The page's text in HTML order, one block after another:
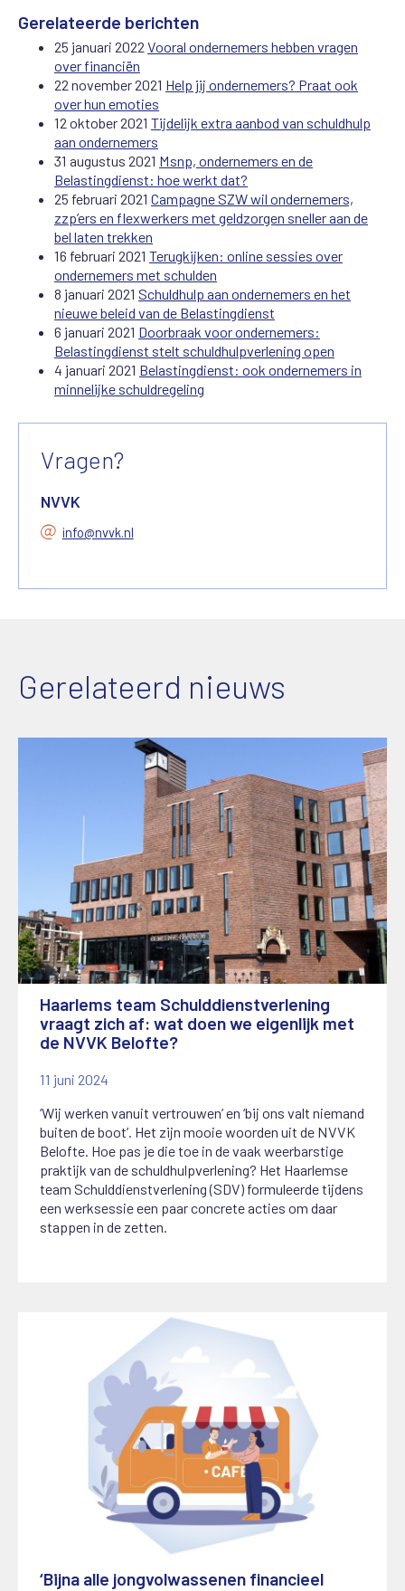
Gerelateerde berichten
25 januari 2022 Vooral ondernemers hebben vragen
over financiën
22 november 2021 Help jij ondernemers? Praat ook
over hun emoties
12 oktober 2021 Tijdelijk extra aanbod van schuldhulp
aan ondernemers
31 augustus 2021 Msnp, ondernemers en de
Belastingdienst: hoe werkt dat?
25 februari 2021 Campagne SZW wil ondernemers,
zzp’ers en flexwerkers met geldzorgen sneller aan de
bel laten trekken
16 februari 2021 Terugkijken: online sessies over
ondernemers met schulden
8 januari 2021 Schuldhulp aan ondernemers en het
nieuwe beleid van de Belastingdienst
6 januari 2021 Doorbraak voor ondernemers:
Belastingdienst stelt schuldhulpverlening open
4 januari 2021 Belastingdienst: ook ondernemers in
minnelijke schuldregeling
Vragen?
NVVK
info@nvvk.nl
Gerelateerd nieuws
Haarlems team Schulddienstverlening
vraagt zich af: wat doen we eigenlijk met
de NVVK Belofte?
11 juni 2024
‘Wij werken vanuit vertrouwen’ en ‘bij ons valt niemand
buiten de boot’. Het zijn mooie woorden uit de NVVK
Belofte. Hoe pas je die toe in de vaak weerbarstige
praktijk van de schuldhulpverlening? Het Haarlemse
team Schulddienstverlening (SDV) formuleerde tijdens
een werksessie een paar concrete acties om daar
stappen in de zetten.
‘Bijna alle jongvolwassenen financieel